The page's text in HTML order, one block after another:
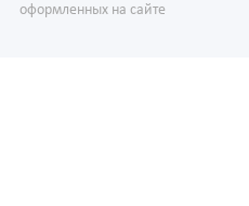
оформленных на сайте